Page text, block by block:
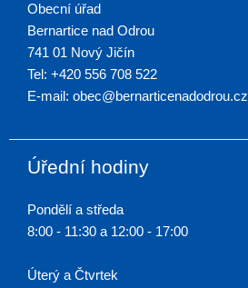
Obecní úřad
Bernartice nad Odrou
741 01 Nový Jičín
Tel: +420 556 708 522
E-mail: obec@bernarticenadodrou.cz
Úřední hodiny
Pondělí a středa
8:00 - 11:30 a 12:00 - 17:00
Úterý a Čtvrtek